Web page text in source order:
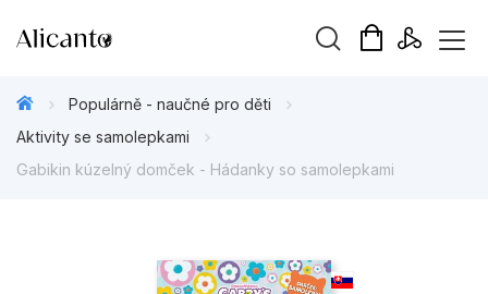
Připravujeme
Populárně - naučné pro děti
Aktivity se samolepkami
Gabikin kúzelný domček - Hádanky so samolepkami